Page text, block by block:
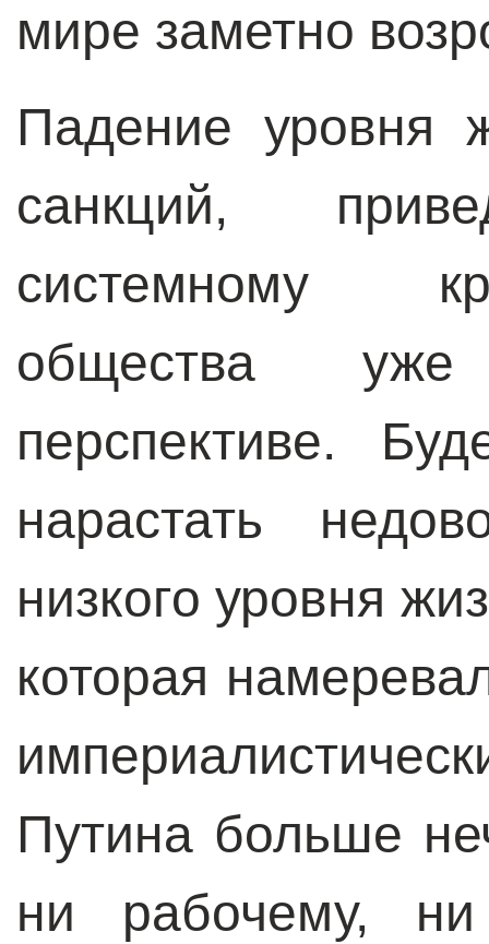
мире заметно
Падение уровня
санкций,
системному
общества
перспективе.
нарастать
низкого уровня
которая
Путина больше
ни рабочему,